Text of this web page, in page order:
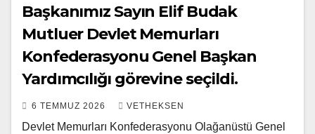
Başkanımız Sayın Elif Budak
Mutluer Devlet Memurları
Konfederasyonu Genel Başkan
Yardımcılığı görevine seçildi.
6 TEMMUZ 2026 VETHEKSEN
Devlet Memurları Konfederasyonu Olağanüstü Genel